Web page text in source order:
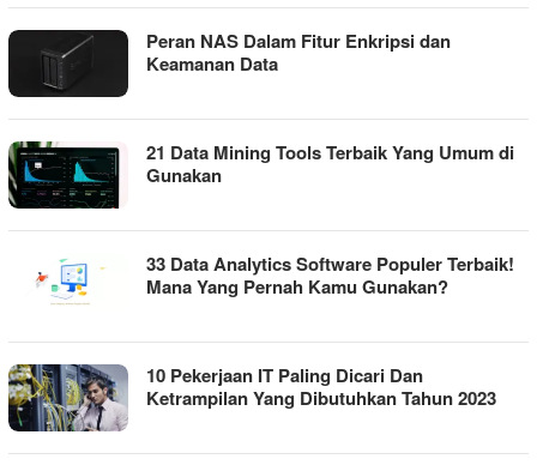
Peran NAS Dalam Fitur Enkripsi dan
Keamanan Data
21 Data Mining Tools Terbaik Yang Umum di
Gunakan
33 Data Analytics Software Populer Terbaik!
Mana Yang Pernah Kamu Gunakan?
10 Pekerjaan IT Paling Dicari Dan
Ketrampilan Yang Dibutuhkan Tahun 2023